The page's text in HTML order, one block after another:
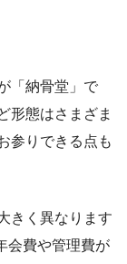
「納骨堂」で
形態はさまざま
参りできる点も
きく異なります
会費や管理費が